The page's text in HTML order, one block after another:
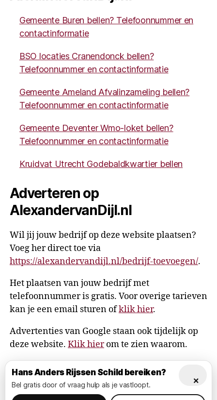
Gemeente Buren bellen? Telefoonnummer en
contactinformatie
BSO locaties Cranendonck bellen?
Telefoonnummer en contactinformatie
Gemeente Ameland Afvalinzameling bellen?
Telefoonnummer en contactinformatie
Gemeente Deventer Wmo-loket bellen?
Telefoonnummer en contactinformatie
Kruidvat Utrecht Godebaldkwartier bellen
Adverteren op
AlexandervanDijl.nl
Wil jij jouw bedrijf op deze website plaatsen?
Voeg her direct toe via
https://alexandervandijl.nl/bedrijf-toevoegen/.
Het plaatsen van jouw bedrijf met
telefoonnummer is gratis. Voor overige tarieven
kan je een email sturen ofklik hier.
Advertenties van Google staan ook tijdelijk op
deze website. Klik hierom te zien waarom.
© 2026AlexandervanDijl.nl
Omhoog
×
Hans Anders Rijssen Schild bereiken?
Bel gratis door of vraag hulp als je vastloopt.